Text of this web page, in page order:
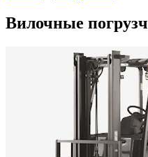
Вилочные